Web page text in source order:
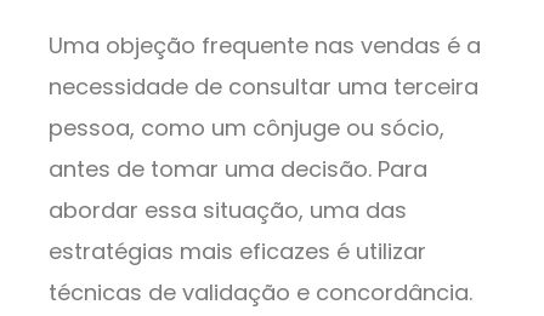
Uma objeção frequente nas vendas é a
necessidade de consultar uma terceira
pessoa, como um cônjuge ou sócio,
antes de tomar uma decisão. Para
abordar essa situação, uma das
estratégias mais eficazes é utilizar
técnicas de validação e concordância.